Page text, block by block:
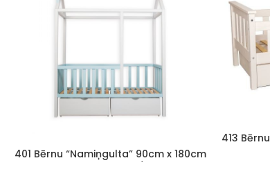
401 Bērnu “Namiņgulta” 90cm x 180cm
413